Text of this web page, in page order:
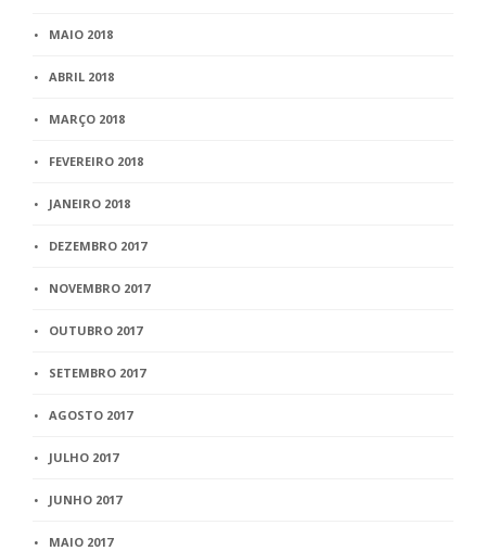
MAIO 2018
ABRIL 2018
MARÇO 2018
FEVEREIRO 2018
JANEIRO 2018
DEZEMBRO 2017
NOVEMBRO 2017
OUTUBRO 2017
SETEMBRO 2017
AGOSTO 2017
JULHO 2017
JUNHO 2017
MAIO 2017